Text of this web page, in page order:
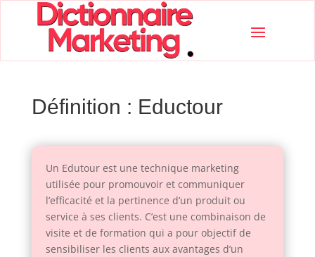
Définition : Eductour
Un Edutour est une technique marketing
utilisée pour promouvoir et communiquer
l’efficacité et la pertinence d’un produit ou
service à ses clients. C’est une combinaison de
visite et de formation qui a pour objectif de
sensibiliser les clients aux avantages d’un